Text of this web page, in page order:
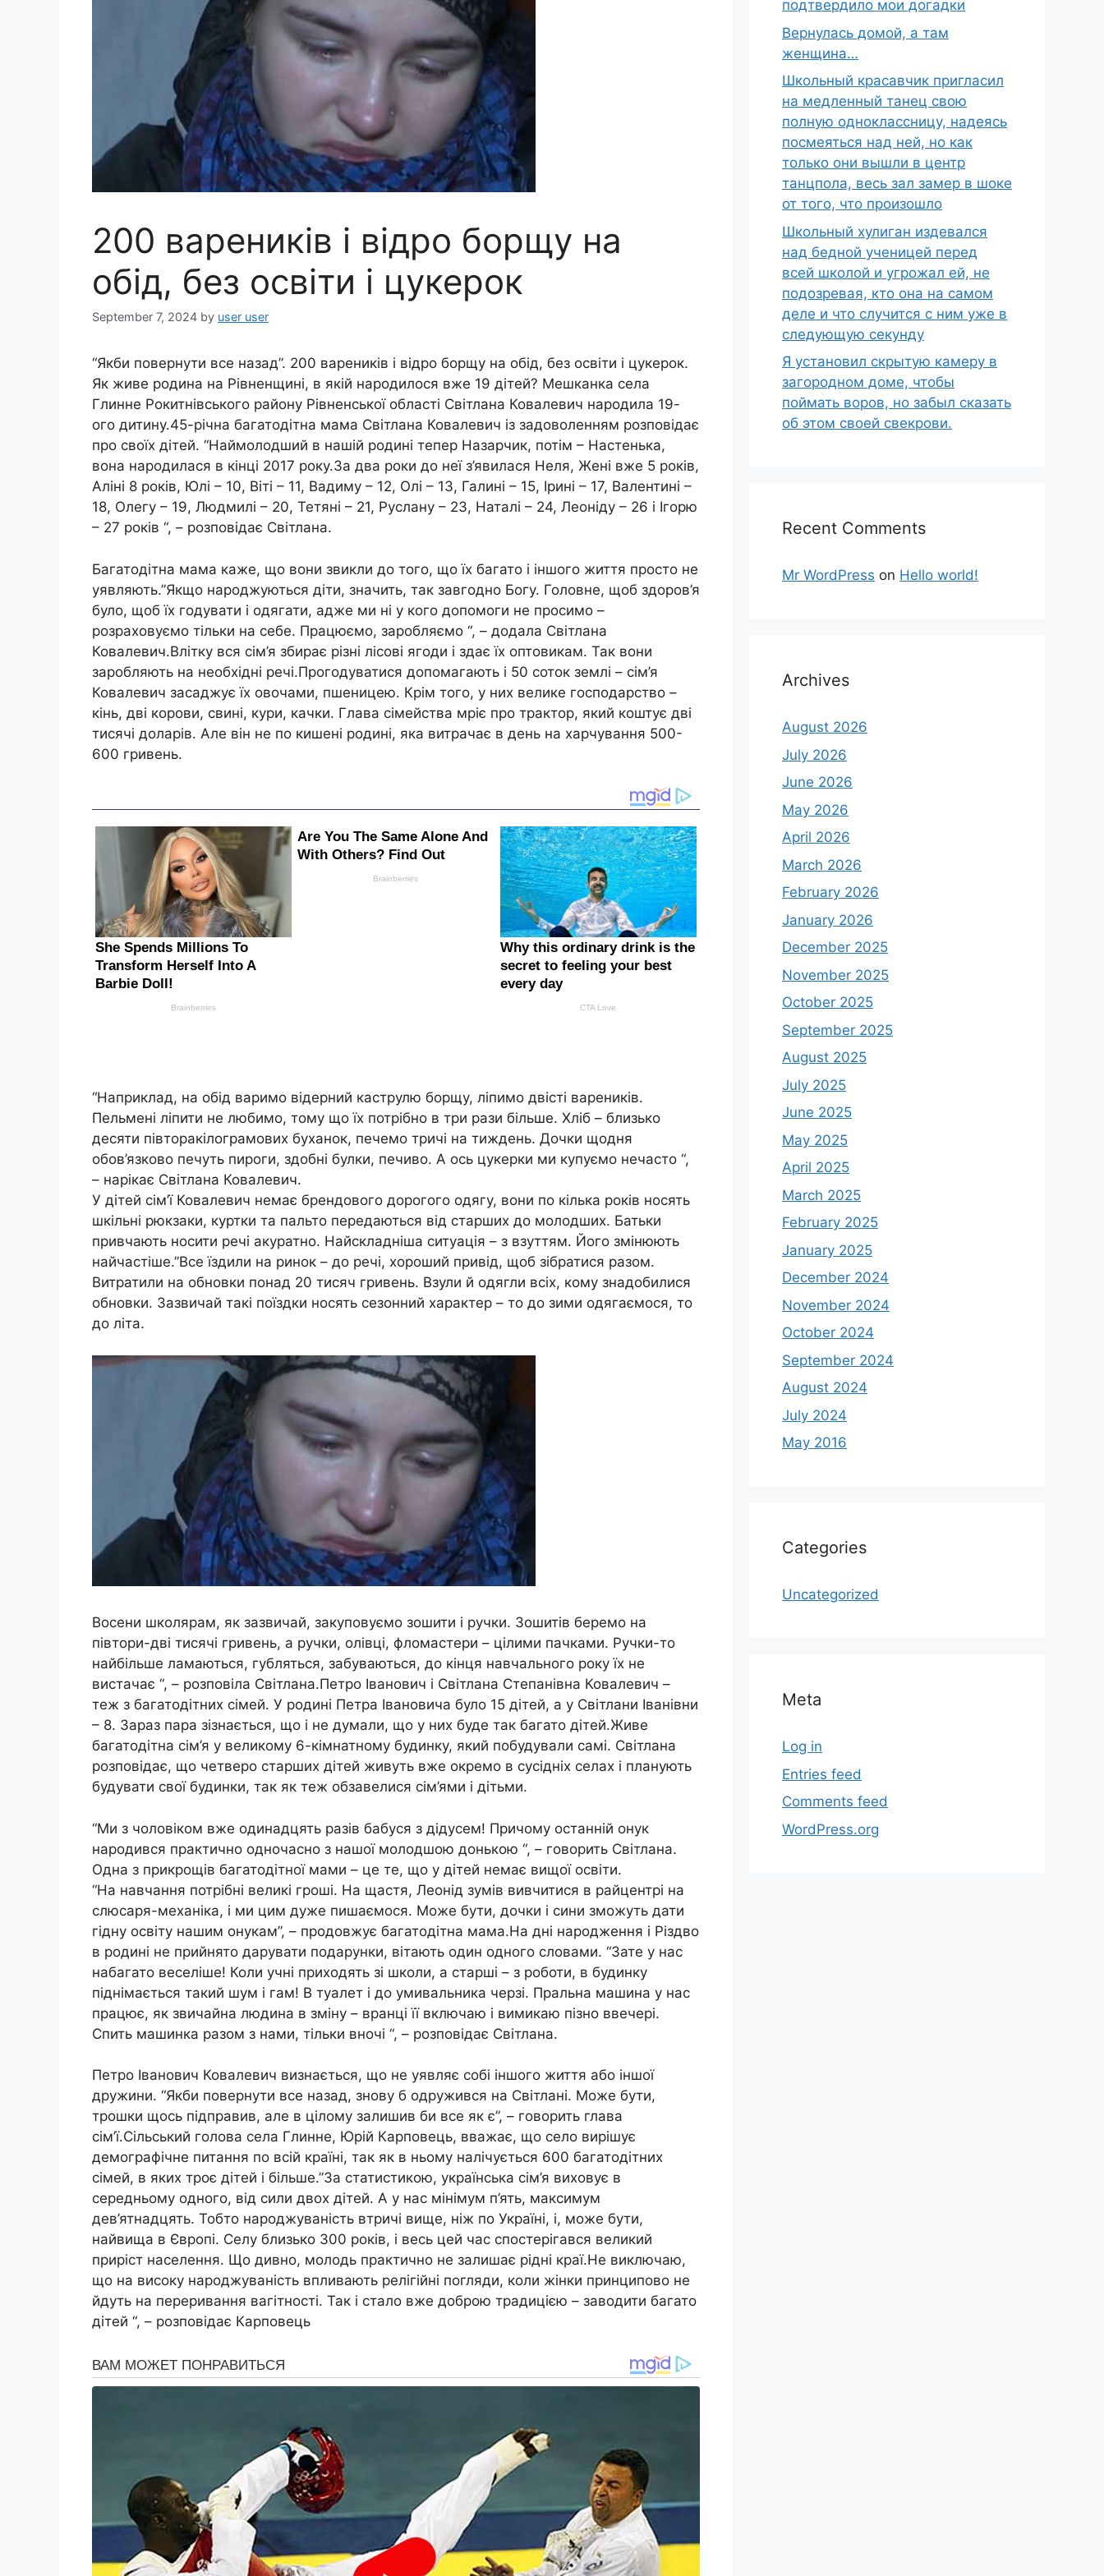
200 вареників і відро борщу на
обід, без освіти і цукерок
September 7, 2024 by user user
“Якби повернути все назад”. 200 вареників і відро борщу на обід, без освіти і цукерок.
Як живе родина на Рівненщині, в якій народилося вже 19 дітей? Мешканка села
Глинне Рокитнівського району Рівненської області Світлана Ковалевич народила 19-
ого дитину.45-річна багатодітна мама Світлана Ковалевич із задоволенням розповідає
про своїх дітей. “Наймолодший в нашій родині тепер Назарчик, потім – Настенька,
вона народилася в кінці 2017 року.За два роки до неї з’явилася Неля, Жені вже 5 років,
Аліні 8 років, Юлі – 10, Віті – 11, Вадиму – 12, Олі – 13, Галині – 15, Ірині – 17, Валентині –
18, Олегу – 19, Людмилі – 20, Тетяні – 21, Руслану – 23, Наталі – 24, Леоніду – 26 і Ігорю
– 27 років “, – розповідає Світлана.
Багатодітна мама каже, що вони звикли до того, що їх багато і іншого життя просто не
уявляють.”Якщо народжуються діти, значить, так завгодно Богу. Головне, щоб здоров’я
було, щоб їх годувати і одягати, адже ми ні у кого допомоги не просимо –
розраховуємо тільки на себе. Працюємо, заробляємо “, – додала Світлана
Ковалевич.Влітку вся сім’я збирає різні лісові ягоди і здає їх оптовикам. Так вони
заробляють на необхідні речі.Прогодуватися допомагають і 50 соток землі – сім’я
Ковалевич засаджує їх овочами, пшеницею. Крім того, у них велике господарство –
кінь, дві корови, свині, кури, качки. Глава сімейства мріє про трактор, який коштує дві
тисячі доларів. Але він не по кишені родині, яка витрачає в день на харчування 500-
600 гривень.
“Наприклад, на обід варимо відерний каструлю борщу, ліпимо двісті вареників.
Пельмені ліпити не любимо, тому що їх потрібно в три рази більше. Хліб – близько
десяти півторакілограмових буханок, печемо тричі на тиждень. Дочки щодня
обов’язково печуть пироги, здобні булки, печиво. А ось цукерки ми купуємо нечасто “,
– нарікає Світлана Ковалевич.
У дітей сім’ї Ковалевич немає брендового дорогого одягу, вони по кілька років носять
шкільні рюкзаки, куртки та пальто передаються від старших до молодших. Батьки
привчають носити речі акуратно. Найскладніша ситуація – з взуттям. Його змінюють
найчастіше.”Все їздили на ринок – до речі, хороший привід, щоб зібратися разом.
Витратили на обновки понад 20 тисяч гривень. Взули й одягли всіх, кому знадобилися
обновки. Зазвичай такі поїздки носять сезонний характер – то до зими одягаємося, то
до літа.
Восени школярам, як зазвичай, закуповуємо зошити і ручки. Зошитів беремо на
півтори-дві тисячі гривень, а ручки, олівці, фломастери – цілими пачками. Ручки-то
найбільше ламаються, губляться, забуваються, до кінця навчального року їх не
вистачає “, – розповіла Світлана.Петро Іванович і Світлана Степанівна Ковалевич –
теж з багатодітних сімей. У родині Петра Івановича було 15 дітей, а у Світлани Іванівни
– 8. Зараз пара зізнається, що і не думали, що у них буде так багато дітей.Живе
багатодітна сім’я у великому 6-кімнатному будинку, який побудували самі. Світлана
розповідає, що четверо старших дітей живуть вже окремо в сусідніх селах і планують
будувати свої будинки, так як теж обзавелися сім’ями і дітьми.
“Ми з чоловіком вже одинадцять разів бабуся з дідусем! Причому останній онук
народився практично одночасно з нашої молодшою донькою “, – говорить Світлана.
Одна з прикрощів багатодітної мами – це те, що у дітей немає вищої освіти.
“На навчання потрібні великі гроші. На щастя, Леонід зумів вивчитися в райцентрі на
слюсаря-механіка, і ми цим дуже пишаємося. Може бути, дочки і сини зможуть дати
гідну освіту нашим онукам”, – продовжує багатодітна мама.На дні народження і Різдво
в родині не прийнято дарувати подарунки, вітають один одного словами. “Зате у нас
набагато веселіше! Коли учні приходять зі школи, а старші – з роботи, в будинку
піднімається такий шум і гам! В туалет і до умивальника черзі. Пральна машина у нас
працює, як звичайна людина в зміну – вранці її включаю і вимикаю пізно ввечері.
Спить машинка разом з нами, тільки вночі “, – розповідає Світлана.
Петро Іванович Ковалевич визнається, що не уявляє собі іншого життя або іншої
дружини. “Якби повернути все назад, знову б одружився на Світлані. Може бути,
трошки щось підправив, але в цілому залишив би все як є”, – говорить глава
сім’ї.Сільський голова села Глинне, Юрій Карповець, вважає, що село вирішує
демографічне питання по всій країні, так як в ньому налічується 600 багатодітних
сімей, в яких троє дітей і більше.”За статистикою, українська сім’я виховує в
середньому одного, від сили двох дітей. А у нас мінімум п’ять, максимум
дев’ятнадцять. Тобто народжуваність втричі вище, ніж по Україні, і, може бути,
найвища в Європі. Селу близько 300 років, і весь цей час спостерігався великий
приріст населення. Що дивно, молодь практично не залишає рідні краї.Не виключаю,
що на високу народжуваність впливають релігійні погляди, коли жінки принципово не
йдуть на переривання вагітності. Так і стало вже доброю традицією – заводити багато
дітей “, – розповідає Карповець
подтвердило мои догадки
Вернулась домой, а там
женщина…
Школьный красавчик пригласил
на медленный танец свою
полную одноклассницу, надеясь
посмеяться над ней, но как
только они вышли в центр
танцпола, весь зал замер в шоке
от того, что произошло
Школьный хулиган издевался
над бедной ученицей перед
всей школой и угрожал ей, не
подозревая, кто она на самом
деле и что случится с ним уже в
следующую секунду
Я установил скрытую камеру в
загородном доме, чтобы
поймать воров, но забыл сказать
об этом своей свекрови.
Recent Comments
Mr WordPress on Hello world!
Archives
August 2026
July 2026
June 2026
May 2026
April 2026
March 2026
February 2026
January 2026
December 2025
November 2025
October 2025
September 2025
August 2025
July 2025
June 2025
May 2025
April 2025
March 2025
February 2025
January 2025
December 2024
November 2024
October 2024
September 2024
August 2024
July 2024
May 2016
Categories
Uncategorized
Meta
Log in
Entries feed
Comments feed
WordPress.org